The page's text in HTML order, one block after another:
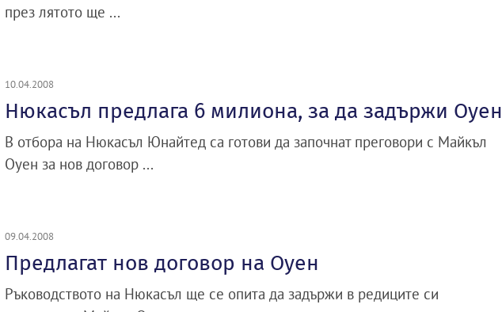
през лятото ще ...
10.04.2008
Нюкасъл предлага 6 милиона, за да задържи Оуен
В отбора на Нюкасъл Юнайтед са готови да започнат преговори с Майкъл
Оуен за нов договор ...
09.04.2008
Предлагат нов договор на Оуен
Ръководството на Нюкасъл ще се опита да задържи в редиците си